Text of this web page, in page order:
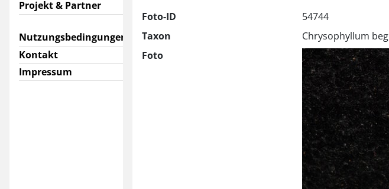
Projekt & Partner
Nutzungsbedingungen
Kontakt
Impressum
Foto-ID
54744
Taxon
Chrysophyllum
Foto